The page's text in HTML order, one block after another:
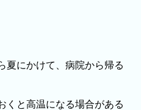
夏にかけて、病院から帰る
くと高温になる場合がある